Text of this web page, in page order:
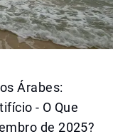
Árabes:
- O Que
de 2025?